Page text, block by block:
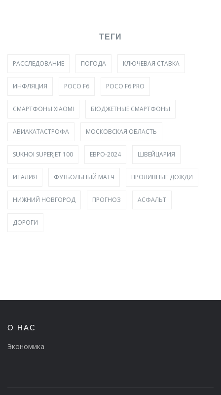
ТЕГИ
РАССЛЕДОВАНИЕ ПОГОДА КЛЮЧЕВАЯ СТАВКА
ИНФЛЯЦИЯ POCO F6 POCO F6 PRO
СМАРТФОНЫ XIAOMI БЮДЖЕТНЫЕ СМАРТФОНЫ
АВИАКАТАСТРОФА МОСКОВСКАЯ ОБЛАСТЬ
SUKHOI SUPERJET 100 ЕВРО-2024 ШВЕЙЦАРИЯ
ИТАЛИЯ ФУТБОЛЬНЫЙ МАТЧ ПРОЛИВНЫЕ ДОЖДИ
НИЖНИЙ НОВГОРОД ПРОГНОЗ АСФАЛЬТ
ДОРОГИ
О НАС
Экономика